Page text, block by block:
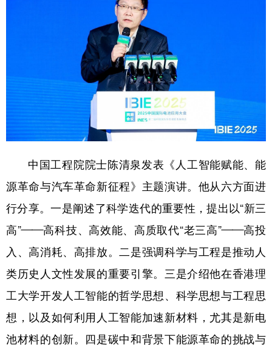
中国工程院院士陈清泉发表《人工智能赋能、能
源革命与汽车革命新征程》主题演讲。他从六方面进
行分享。一是阐述了科学迭代的重要性，提出以“新三
高”——高科技、高效能、高质取代“老三高”——高投
入、高消耗、高排放。二是强调科学与工程是推动人
类历史人文性发展的重要引擎。三是介绍他在香港理
工大学开发人工智能的哲学思想、科学思想与工程思
想，以及如何利用人工智能加速新材料，尤其是新电
池材料的创新。四是碳中和背景下能源革命的挑战与